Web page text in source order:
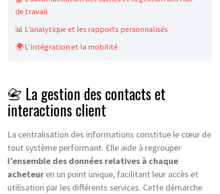
de travail
📊 L’analytique et les rapports personnalisés
🌍 L’intégration et la mobilité
📇 La gestion des contacts et
interactions client
La centralisation des informations constitue le cœur de
tout système performant. Elle aide à regrouper
l’ensemble des données relatives à chaque
acheteur en un point unique, facilitant leur accès et
utilisation par les différents services. Cette démarche